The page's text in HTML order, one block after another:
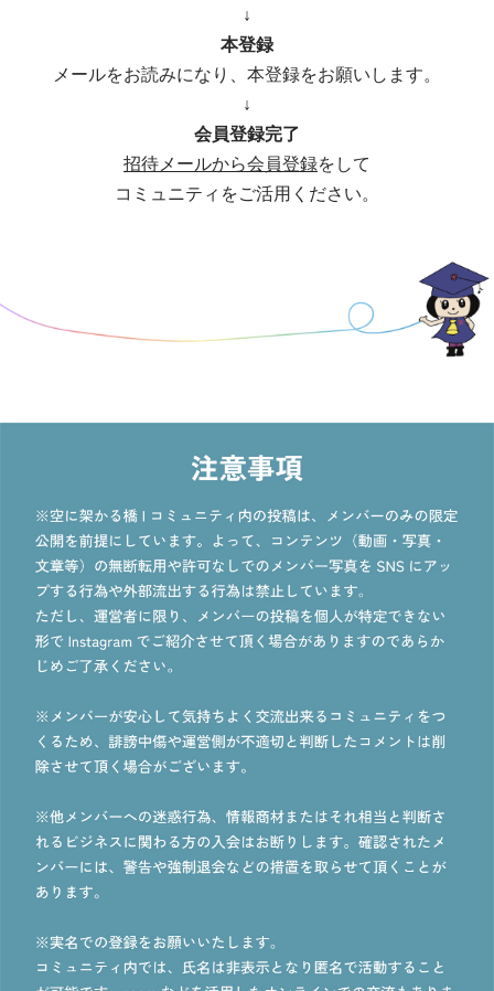
↓
本登録
メールをお読みになり、本登録をお願いします。
↓
会員登録完了
招待メールから会員登録をして
コミュニティをご活用ください。